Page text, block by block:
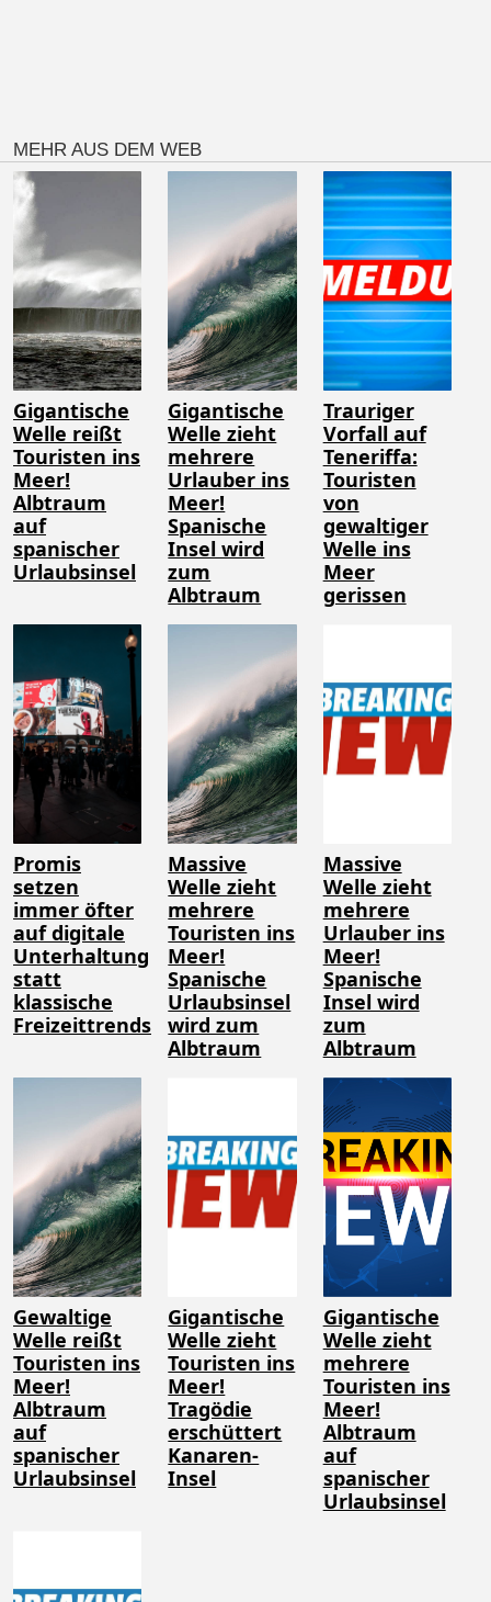
MEHR AUS DEM WEB
Gigantische
Welle reißt
Touristen ins
Meer!
Albtraum
auf
spanischer
Urlaubsinsel
Gigantische
Welle zieht
mehrere
Urlauber ins
Meer!
Spanische
Insel wird
zum
Albtraum
Trauriger
Vorfall auf
Teneriffa:
Touristen
von
gewaltiger
Welle ins
Meer
gerissen
Promis
setzen
immer öfter
auf digitale
Unterhaltung
statt
klassische
Freizeittrends
Massive
Welle zieht
mehrere
Touristen ins
Meer!
Spanische
Urlaubsinsel
wird zum
Albtraum
Massive
Welle zieht
mehrere
Urlauber ins
Meer!
Spanische
Insel wird
zum
Albtraum
Gewaltige
Welle reißt
Touristen ins
Meer!
Albtraum
auf
spanischer
Urlaubsinsel
Gigantische
Welle zieht
Touristen ins
Meer!
Tragödie
erschüttert
Kanaren-
Insel
Gigantische
Welle zieht
mehrere
Touristen ins
Meer!
Albtraum
auf
spanischer
Urlaubsinsel